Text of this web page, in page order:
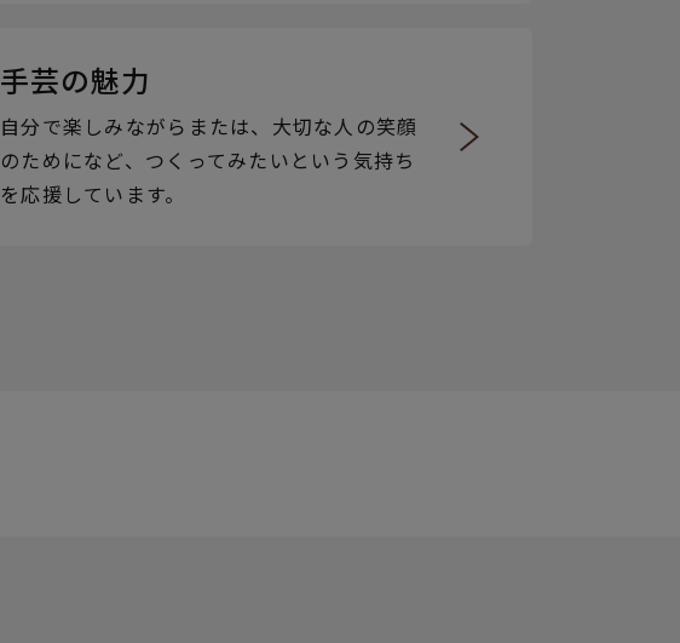
手芸の魅力
自分で楽しみながらまたは、大切な人の笑顔
のためになど、つくってみたいという気持ち
を応援しています。